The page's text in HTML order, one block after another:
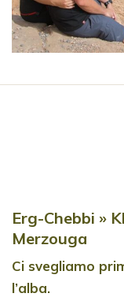
Erg-Chebbi »
Merzouga
Ci svegliamo
l’alba.